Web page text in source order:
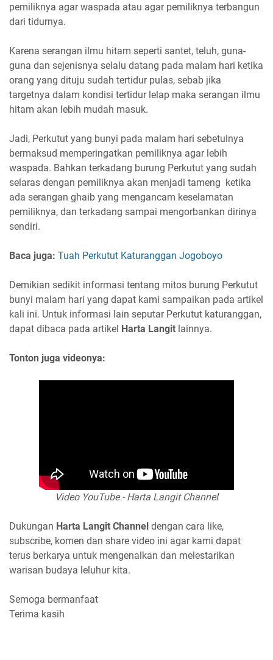
pemiliknya agar waspada atau agar pemiliknya terbangun
dari tidurnya.
Karena serangan ilmu hitam seperti santet, teluh, guna-
guna dan sejenisnya selalu datang pada malam hari ketika
orang yang dituju sudah tertidur pulas, sebab jika
targetnya dalam kondisi tertidur lelap maka serangan ilmu
hitam akan lebih mudah masuk.
Jadi, Perkutut yang bunyi pada malam hari sebetulnya
bermaksud memperingatkan pemiliknya agar lebih
waspada. Bahkan terkadang burung Perkutut yang sudah
selaras dengan pemiliknya akan menjadi tameng ketika
ada serangan ghaib yang mengancam keselamatan
pemiliknya, dan terkadang sampai mengorbankan dirinya
sendiri.
Baca juga: Tuah Perkutut Katuranggan Jogoboyo
Demikian sedikit informasi tentang mitos burung Perkutut
bunyi malam hari yang dapat kami sampaikan pada artikel
kali ini. Untuk informasi lain seputar Perkutut katuranggan,
dapat dibaca pada artikel Harta Langit lainnya.
Tonton juga videonya:
Video YouTube - Harta Langit Channel
Dukungan Harta Langit Channel dengan cara like,
subscribe, komen dan share video ini agar kami dapat
terus berkarya untuk mengenalkan dan melestarikan
warisan budaya leluhur kita.
Semoga bermanfaat
Terima kasih